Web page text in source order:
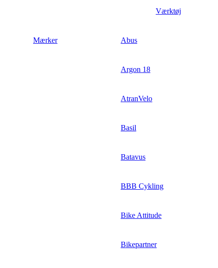
Værktøj
Mærker Abus
Argon 18
AtranVelo
Basil
Batavus
BBB Cykling
Bike Attitude
Bikepartner